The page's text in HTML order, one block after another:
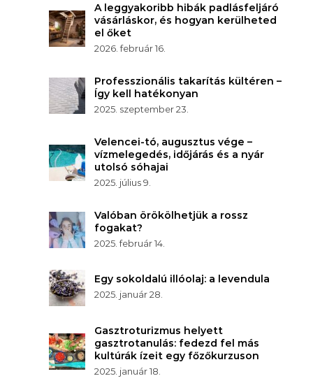
A leggyakoribb hibák padlásfeljáró
vásárláskor, és hogyan kerülheted
el őket
2026. február 16.
Professzionális takarítás kültéren –
Így kell hatékonyan
2025. szeptember 23.
Velencei-tó, augusztus vége –
vízmelegedés, időjárás és a nyár
utolsó sóhajai
2025. július 9.
Valóban örökölhetjük a rossz
fogakat?
2025. február 14.
Egy sokoldalú illóolaj: a levendula
2025. január 28.
Gasztroturizmus helyett
gasztrotanulás: fedezd fel más
kultúrák ízeit egy főzőkurzuson
2025. január 18.